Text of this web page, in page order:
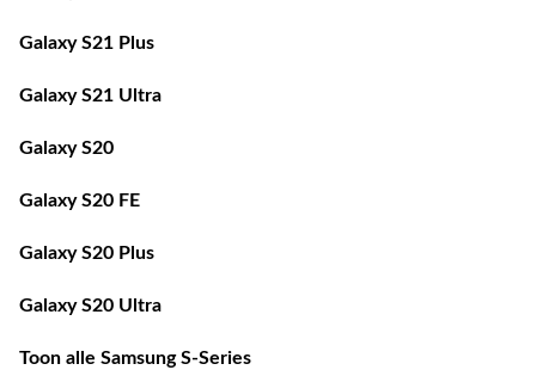
Galaxy S21 Plus
Galaxy S21 Ultra
Galaxy S20
Galaxy S20 FE
Galaxy S20 Plus
Galaxy S20 Ultra
Toon alle Samsung S-Series